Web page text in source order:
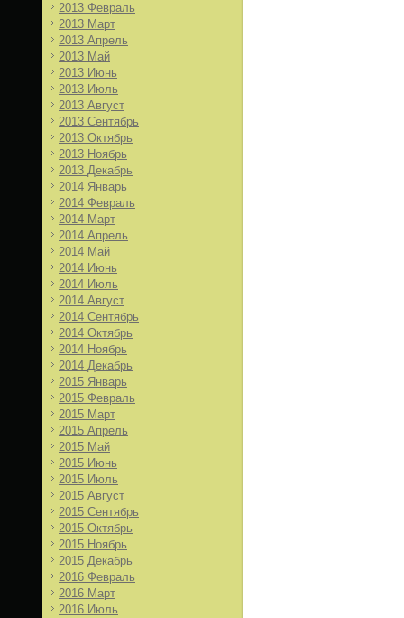
2013 Февраль
2013 Март
2013 Апрель
2013 Май
2013 Июнь
2013 Июль
2013 Август
2013 Сентябрь
2013 Октябрь
2013 Ноябрь
2013 Декабрь
2014 Январь
2014 Февраль
2014 Март
2014 Апрель
2014 Май
2014 Июнь
2014 Июль
2014 Август
2014 Сентябрь
2014 Октябрь
2014 Ноябрь
2014 Декабрь
2015 Январь
2015 Февраль
2015 Март
2015 Апрель
2015 Май
2015 Июнь
2015 Июль
2015 Август
2015 Сентябрь
2015 Октябрь
2015 Ноябрь
2015 Декабрь
2016 Февраль
2016 Март
2016 Июль